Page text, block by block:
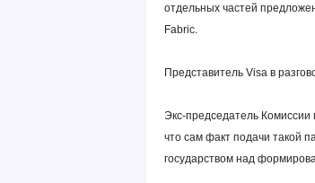
отдельных частей
Fabric.
Представитель Visa в
Экс-председатель
что сам факт подачи такой
государством над